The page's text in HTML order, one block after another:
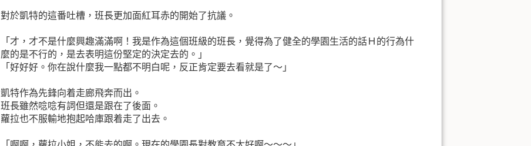
對於凱特的這番吐槽，班長更加面紅耳赤的開始了抗議。
「才，才不是什麼興趣滿滿啊！我是作為這個班級的班長，覺得為了健全的學園生活的話Ｈ的行為什
麼的是不行的，是去表明這份堅定的決定去的。」
「好好好。你在說什麼我一點都不明白呢，反正肯定要去看就是了～」
凱特作為先鋒向着走廊飛奔而出。
班長雖然唸唸有詞但還是跟在了後面。
蘿拉也不服輸地抱起哈庫跟着走了出去。